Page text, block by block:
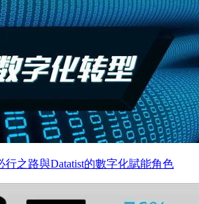
之路與Datatist的數字化賦能角色